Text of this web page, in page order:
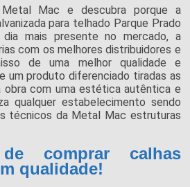
Mac e descubra porque a
para telhado Parque Prado
mais presente no mercado, a
com os melhores distribuidores e
de uma melhor qualidade e
um produto diferenciado tiradas as
obra com uma estética autêntica e
qualquer estabelecimento sendo
técnicos da Metal Mac estruturas
comprar calhas
qualidade!